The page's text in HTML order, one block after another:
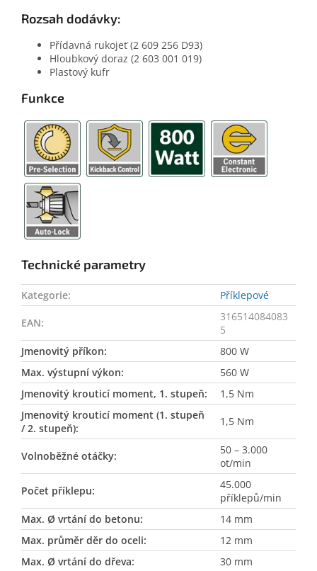
Rozsah dodávky:
Přídavná rukojeť (2 609 256 D93)
Hloubkový doraz (2 603 001 019)
Plastový kufr
Funkce
Technické parametry
Kategorie: Příklepové
EAN:
316514084083
5
Jmenovitý příkon:
800 W
Max. výstupní výkon:
560 W
Jmenovitý krouticí moment, 1. stupeň:
1,5 Nm
Jmenovitý krouticí moment (1. stupeň
/ 2. stupeň):
1,5 Nm
Volnoběžné otáčky:
50 – 3.000
ot/min
Počet příklepu:
45.000
příklepů/min
Max. Ø vrtání do betonu:
14 mm
Max. průměr děr do oceli:
12 mm
Max. Ø vrtání do dřeva: 30 mm